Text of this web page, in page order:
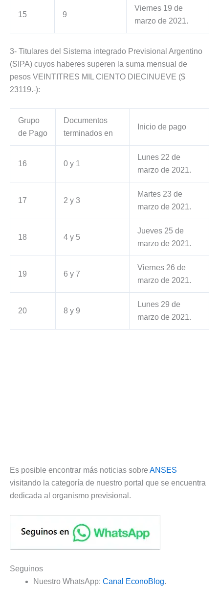
15 9
Viernes 19 de
marzo de 2021.
3- Titulares del Sistema integrado Previsional Argentino
(SIPA) cuyos haberes superen la suma mensual de
pesos VEINTITRES MIL CIENTO DIECINUEVE ($
23119.-):
Grupo
de Pago
Documentos
terminados en
Inicio de pago
16 0 y 1
Lunes 22 de
marzo de 2021.
17 2 y 3
Martes 23 de
marzo de 2021.
18 4 y 5
Jueves 25 de
marzo de 2021.
19 6 y 7
Viernes 26 de
marzo de 2021.
20 8 y 9
Lunes 29 de
marzo de 2021.
Es posible encontrar más noticias sobre ANSES
visitando la categoría de nuestro portal que se encuentra
dedicada al organismo previsional.
Seguinos
Nuestro WhatsApp: Canal EconoBlog.